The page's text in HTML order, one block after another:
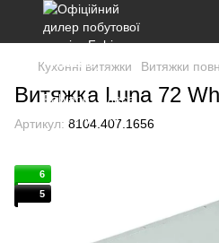
Кухонні витяжки Витяжки
Витяжка Luna 72
Артикул: 8104.407.1656
6
5